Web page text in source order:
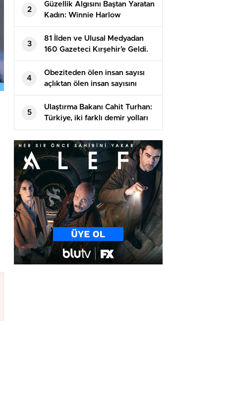
2
Güzellik Algısını Baştan Yaratan
Kadın: Winnie Harlow
3
81 İlden ve Ulusal Medyadan
160 Gazeteci Kırşehir’e Geldi.
4
Obeziteden ölen insan sayısı
açlıktan ölen insan sayısını
geçti
5
Ulaştırma Bakanı Cahit Turhan:
Türkiye, iki farklı demir yolları
İle AB’ye bağlanacağını açıkladı